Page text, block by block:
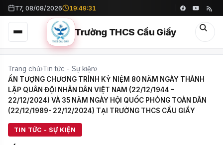
T7, 08/08/2026 19:49:33
Trường THCS Cầu Giấy
Trang chủ›Tin tức - Sự kiện›
ẤN TƯỢNG CHƯƠNG TRÌNH KỶ NIỆM 80 NĂM NGÀY THÀNH
LẬP QUÂN ĐỘI NHÂN DÂN VIỆT NAM (22/12/1944 –
22/12/2024) VÀ 35 NĂM NGÀY HỘI QUỐC PHÒNG TOÀN DÂN
(22/12/1989- 22/12/2024) TẠI TRƯỜNG THCS CẦU GIẤY
TIN TỨC - SỰ KIỆN